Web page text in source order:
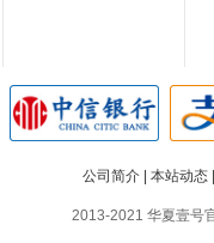
公司简介 本站动态
2013-2021 华夏壹号